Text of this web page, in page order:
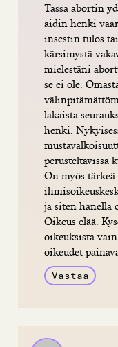
Tässä abortin
äidin henki
insestin tulos
kärsimystä
mielestäni
se ei ole.
lakaista
henki.
perusteltavissa
On myös tärkeä
ja siten hänellä
Oikeus elää.
oikeuksista
oikeudet
Vastaa